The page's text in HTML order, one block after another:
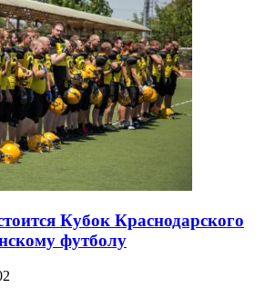
Кубок Краснодарского
футболу